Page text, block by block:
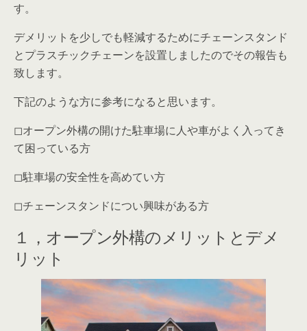
す。
デメリットを少しでも軽減するためにチェーンスタンド
とプラスチックチェーンを設置しましたのでその報告も
致します。
下記のような方に参考になると思います。
◻︎オープン外構の開けた駐車場に人や車がよく入ってき
て困っている方
◻︎駐車場の安全性を高めてい方
◻︎チェーンスタンドについ興味がある方
１，オープン外構のメリットとデメ
リット